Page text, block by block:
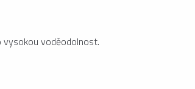
vysokou voděodolnost.